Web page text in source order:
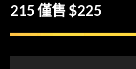
215 僅售 $225